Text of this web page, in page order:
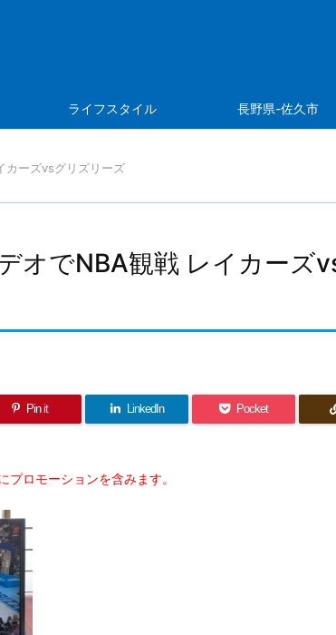
ライフスタイル 長野県-佐久市
カーズvsグリズリーズ
オでNBA観戦 レイカーズ
Pin it LinkedIn Pocket
ロモーションを含みます。